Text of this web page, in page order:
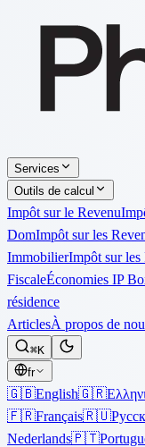
Services
Outils de calcul
Impôt sur le Revenu
DomImpôt sur les
ImmobilierImpôt sur les
FiscaleÉconomies IP
résidence
ArticlesÀ propos de
⌘K
fr
🇬🇧English🇬🇷
🇫🇷Français🇷🇺
Nederlands🇵🇹